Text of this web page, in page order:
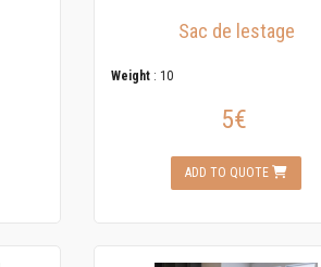
Sac de lestage
Weight: 10
5€
ADD TO QUOTE